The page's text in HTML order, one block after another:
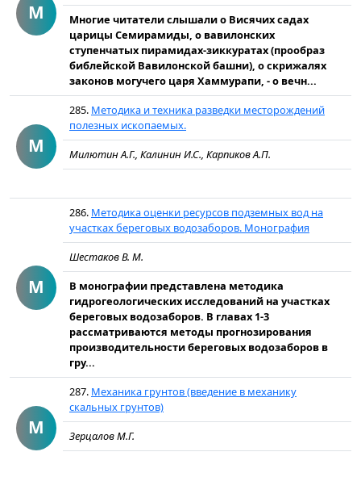
М
Многие читатели слышали о Висячих садах
царицы Семирамиды, о вавилонских
ступенчатых пирамидах-зиккуратах (прообраз
библейской Вавилонской башни), о скрижалях
законов могучего царя Хаммурапи, - о вечн...
М
285. Методика и техника разведки месторождений
полезных ископаемых.
Милютин А.Г., Калинин И.С., Карпиков А.П.
М
286. Методика оценки ресурсов подземных вод на
участках береговых водозаборов. Монография
Шестаков В. М.
В монографии представлена методика
гидрогеологических исследований на участках
береговых водозаборов. В главах 1-3
рассматриваются методы прогнозирования
производительности береговых водозаборов в
гру...
М
287. Механика грунтов (введение в механику
скальных грунтов)
Зерцалов М.Г.